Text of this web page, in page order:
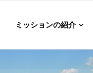
ミッションの紹介